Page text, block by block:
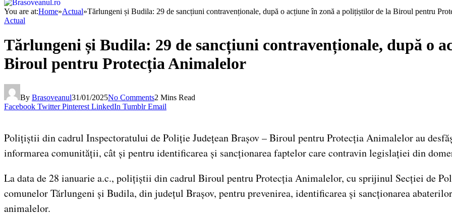
You are at:Home»Actual»Tărlungeni și Budila: 29 de sancțiuni contravenționale, după o acțiune în zonă a polițiștilor de la Biroul pentru
Actual
Tărlungeni și Budila: 29 de sancțiuni contravenționale, după o
Biroul pentru Protecția Animalelor
By Brasoveanul31/01/2025No Comments2 Mins Read
Facebook Twitter Pinterest LinkedIn Tumblr Email
Polițiștii din cadrul Inspectoratului de Poliție Județean Brașov – Biroul pentru Protecția Animalelor au
informarea comunității, cât și pentru identificarea și sancționarea faptelor care contravin legislației din
La data de 28 ianuarie a.c., polițiștii din cadrul Biroul pentru Protecția Animalelor, cu sprijinul Secției de
comunelor Tărlungeni și Budila, din județul Brașov, pentru prevenirea, identificarea și sancționarea
animalelor.